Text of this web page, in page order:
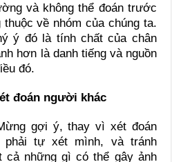
và không thể đoán trước
về nhóm của chúng ta.
ý đó là tính chất của chân
hơn là danh tiếng và nguồn
đó.
đoán người khác
gợi ý, thay vì xét đoán
phải tự xét mình, và tránh
cả những gì có thể gây ảnh